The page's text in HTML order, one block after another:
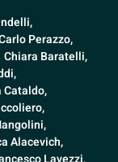
Perazzo,
Chiara Baratelli,
Cataldo,
Alacevich,